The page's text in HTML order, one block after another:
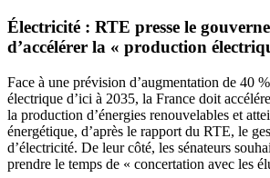
Électricité : RTE presse le
d’accélérer la « production
Face à une prévision d’augmentation de 40
électrique d’ici à 2035, la France doit
la production d’énergies renouvelables et
énergétique, d’après le rapport du RTE, le
d’électricité. De leur côté, les sénateurs
prendre le temps de « concertation avec les